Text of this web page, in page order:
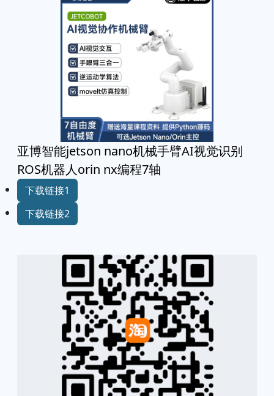
亚博智能jetson nano机械手臂AI视觉识别
ROS机器人orin nx编程7轴
下载链接1
下载链接2